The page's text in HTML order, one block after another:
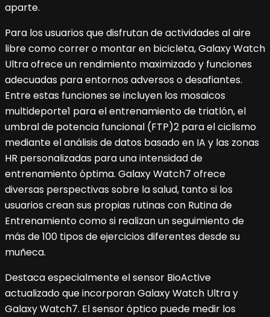
aparte.
Para los usuarios que disfrutan de actividades al aire
libre como correr o montar en bicicleta, Galaxy Watch
Ultra ofrece un rendimiento maximizado y funciones
adecuadas para entornos adversos o desafiantes.
Entre estas funciones se incluyen los mosaicos
multideporte1 para el entrenamiento de triatlón, el
umbral de potencia funcional (FTP)2 para el ciclismo
mediante el análisis de datos basado en IA y las zonas
HR personalizadas para una intensidad de
entrenamiento óptima. Galaxy Watch7 ofrece
diversas perspectivas sobre la salud, tanto si los
usuarios crean sus propias rutinas con Rutina de
Entrenamiento como si realizan un seguimiento de
más de 100 tipos de ejercicios diferentes desde su
muñeca.
Destaca especialmente el sensor BioActive
actualizado que incorporan Galaxy Watch Ultra y
Galaxy Watch7. El sensor óptico puede medir los